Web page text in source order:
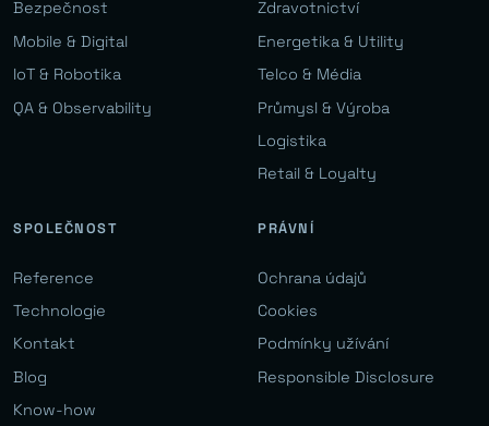
Bezpečnost
Mobile & Digital
IoT & Robotika
QA & Observability
Zdravotnictví
Energetika & Utility
Telco & Média
Průmysl & Výroba
Logistika
Retail & Loyalty
SPOLEČNOST
Reference
Technologie
Kontakt
Blog
Know-how
PRÁVNÍ
Ochrana údajů
Cookies
Podmínky užívání
Responsible Disclosure